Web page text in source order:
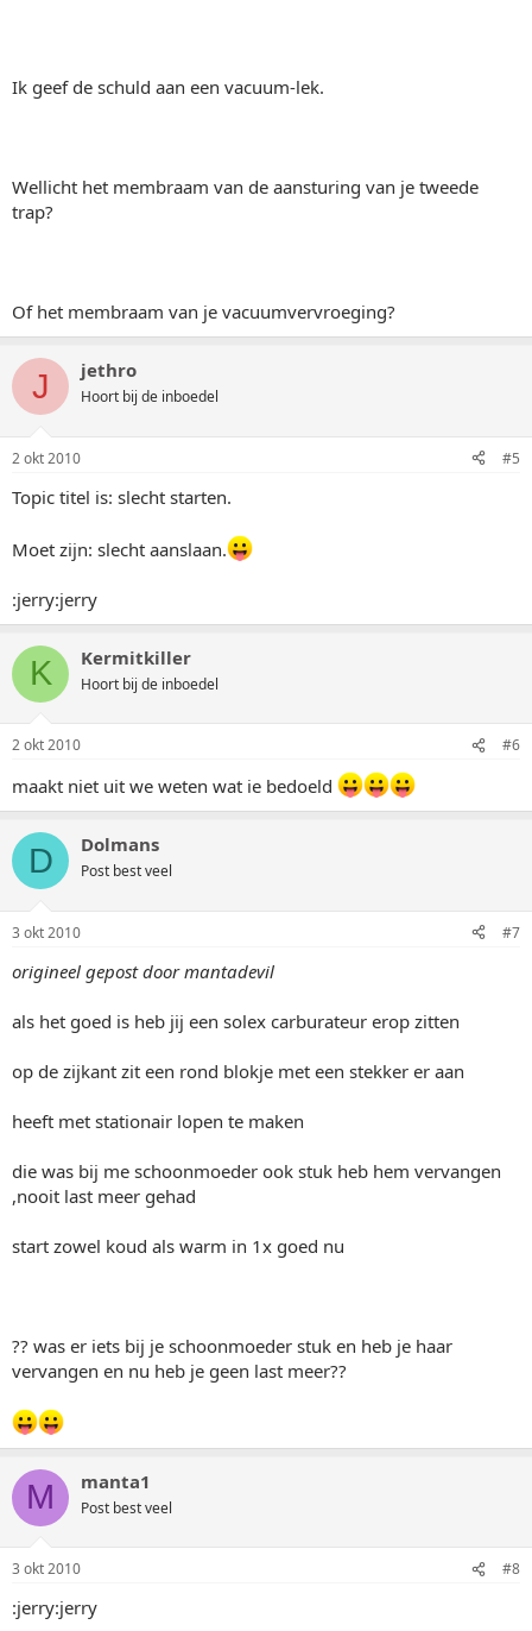
Ik geef de schuld aan een vacuum-lek.
Wellicht het membraam van de aansturing van je tweede
trap?
Of het membraam van je vacuumvervroeging?
J jethro
Hoort bij de inboedel
2 okt 2010 #5
Topic titel is: slecht starten.
Moet zijn: slecht aanslaan.
:jerry:jerry
K Kermitkiller
Hoort bij de inboedel
2 okt 2010 #6
maakt niet uit we weten wat ie bedoeld
D Dolmans
Post best veel
3 okt 2010 #7
origineel gepost door mantadevil
als het goed is heb jij een solex carburateur erop zitten
op de zijkant zit een rond blokje met een stekker er aan
heeft met stationair lopen te maken
die was bij me schoonmoeder ook stuk heb hem vervangen
,nooit last meer gehad
start zowel koud als warm in 1x goed nu
?? was er iets bij je schoonmoeder stuk en heb je haar
vervangen en nu heb je geen last meer??
M manta1
Post best veel
3 okt 2010 #8
:jerry:jerry